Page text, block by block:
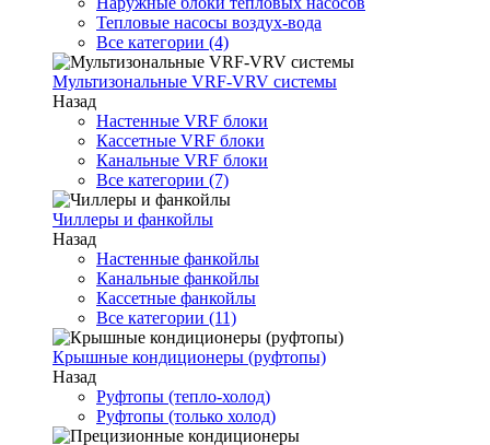
Тепловые насосы воздух-вода
Все категории (4)
Мультизональные VRF-VRV системы
Назад
Настенные VRF блоки
Кассетные VRF блоки
Канальные VRF блоки
Все категории (7)
Чиллеры и фанкойлы
Назад
Настенные фанкойлы
Канальные фанкойлы
Кассетные фанкойлы
Все категории (11)
Крышные кондиционеры (руфтопы)
Назад
Руфтопы (тепло-холод)
Руфтопы (только холод)